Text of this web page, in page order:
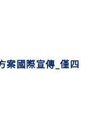
案國際宣傳_僅四